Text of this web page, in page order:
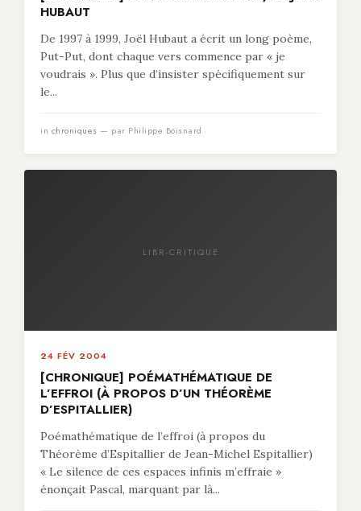
HUBAUT
De 1997 à 1999, Joël Hubaut a écrit un long poème,
Put-Put, dont chaque vers commence par « je
voudrais ». Plus que d’insister spécifiquement sur
le...
in chroniques — par Philippe Boisnard
LIBR-CRITIQUE
24 FÉV 2004
[CHRONIQUE] POÉMATHÉMATIQUE DE
L’EFFROI (À PROPOS D’UN THÉORÈME
D’ESPITALLIER)
Poémathématique de l’effroi (à propos du
Théorème d’Espitallier de Jean-Michel Espitallier)
« Le silence de ces espaces infinis m’effraie »
énonçait Pascal, marquant par là...